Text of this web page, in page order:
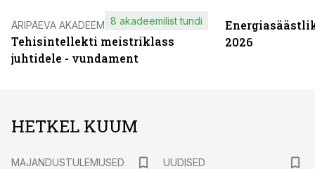
ÄRIPÄEVA AKADEEMIA
Tehisintellekti meistriklass
juhtidele - vundament
8 akadeemilist tundi
2026
HETKEL KUUM
MAJANDUSTULEMUSED
UUDISED